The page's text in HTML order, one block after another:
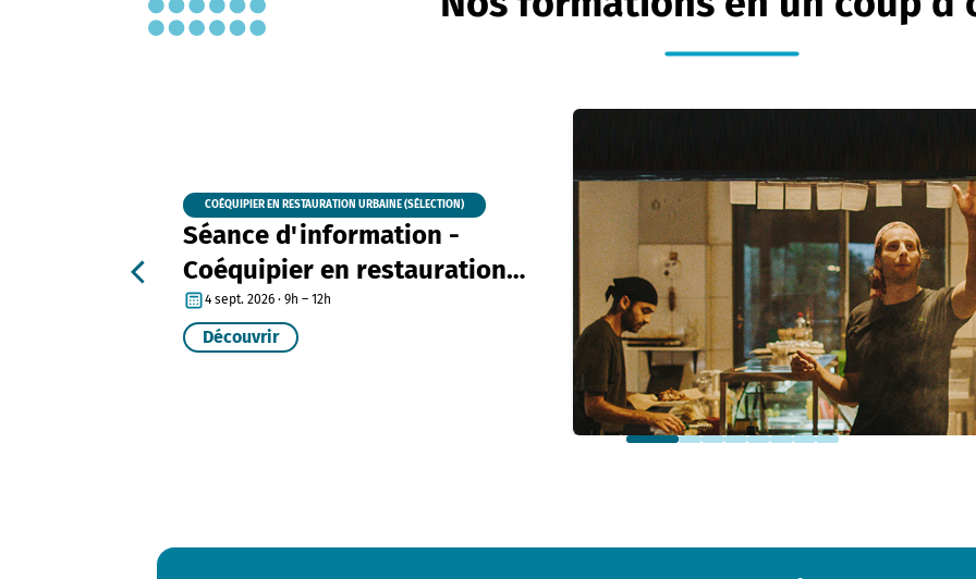
COÉQUIPIER EN RESTAURATION URBAINE (SÉLECTION)
Séance d'information -
Coéquipier en restauration
urbaine
4 sept. 2026 · 9h – 12h
Découvrir